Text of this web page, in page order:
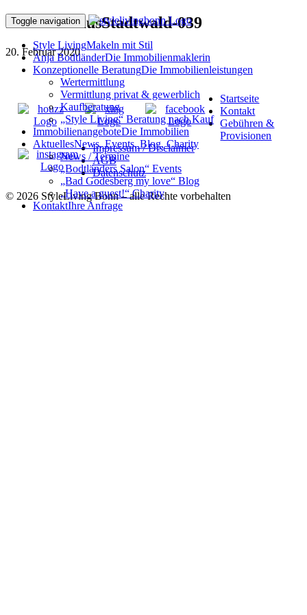
Toggle navigation
Style LivingMakeln mit Stil
Anja BodtländerDie Immobilienmaklerin
Konzeptionelle BeratungDie Immobilienleistungen
Wertermittlung
Vermittlung privat & gewerblich
Kaufberatung
„Style Living“ Beratung nach Kauf
ImmobilienangeboteDie Immobilien
AktuellesNews, Events, Blog, Charity
News / Termine
„Bodtländers Salon“ Events
„Bad Godesberg my love“ Blog
„Have a guest!“ Charity
KontaktIhre Anfrage
200110ffHausStadtwald-039
20. Februar 2020
Startseite
Kontakt
Gebühren &
Provisionen
Impressum / Disclaimer
AGB
Datenschutz
© 2026 StyleLiving Bonn – alle Rechte vorbehalten